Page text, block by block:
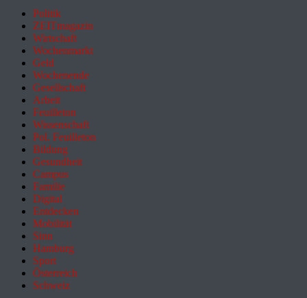
Politik
ZEITmagazin
Wirtschaft
Wochenmarkt
Geld
Wochenende
Gesellschaft
Arbeit
Feuilleton
Wissenschaft
Pol. Feuilleton
Bildung
Gesundheit
Campus
Familie
Digital
Entdecken
Mobilität
Sinn
Hamburg
Sport
Österreich
Schweiz